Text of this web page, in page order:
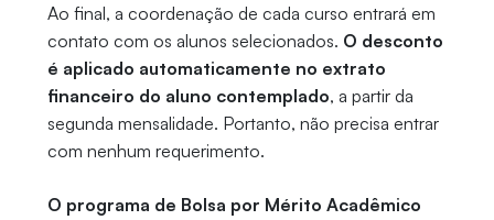
Ao final, a coordenação de cada curso entrará em
contato com os alunos selecionados. O desconto
é aplicado automaticamente no extrato
financeiro do aluno contemplado, a partir da
segunda mensalidade. Portanto, não precisa entrar
com nenhum requerimento.
O programa de Bolsa por Mérito Acadêmico